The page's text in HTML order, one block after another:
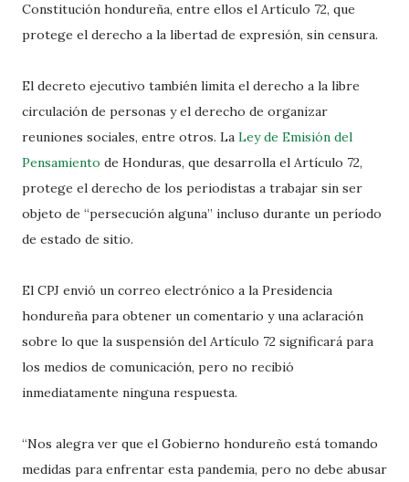
Constitución hondureña, entre ellos el Artículo 72, que
protege el derecho a la libertad de expresión, sin censura.
El decreto ejecutivo también limita el derecho a la libre
circulación de personas y el derecho de organizar
reuniones sociales, entre otros. La Ley de Emisión del
Pensamiento de Honduras, que desarrolla el Artículo 72,
protege el derecho de los periodistas a trabajar sin ser
objeto de “persecución alguna” incluso durante un período
de estado de sitio.
El CPJ envió un correo electrónico a la Presidencia
hondureña para obtener un comentario y una aclaración
sobre lo que la suspensión del Artículo 72 significará para
los medios de comunicación, pero no recibió
inmediatamente ninguna respuesta.
“Nos alegra ver que el Gobierno hondureño está tomando
medidas para enfrentar esta pandemia, pero no debe abusar